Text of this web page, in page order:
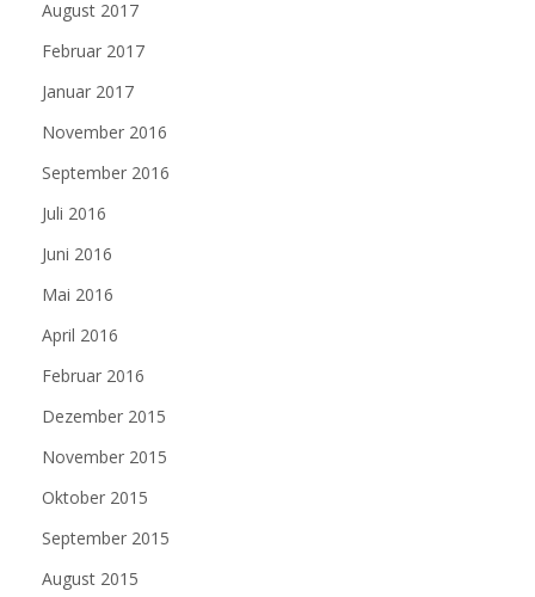
August 2017
Februar 2017
Januar 2017
November 2016
September 2016
Juli 2016
Juni 2016
Mai 2016
April 2016
Februar 2016
Dezember 2015
November 2015
Oktober 2015
September 2015
August 2015